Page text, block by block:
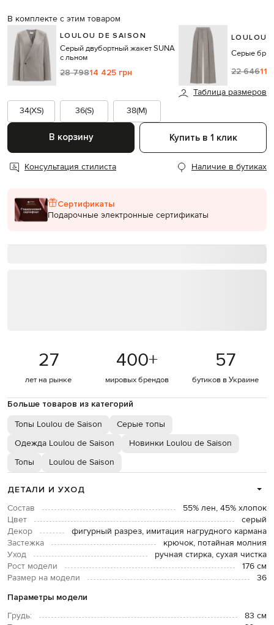
В комплекте с этим товаром
LOULOU DE SAISON
Серый двубортный жакет SUNA
с льном
28 79814 425 грн
LOULOU
Серые
22 64611
Таблица размеров
34(XS)
36(S) 38(M)
В корзину Купить в 1 клик
Консультация стилиста Наличие в бутиках
Сертификаты
Подарочные электронные сертификаты
27
лет на рынке
400+
мировых брендов
57
бутиков в Украине
Больше товаров из категорий
Топы Loulou de Saison
Серые топы
Одежда Loulou de Saison
Новинки Loulou de Saison
Топы
Loulou de Saison
ДЕТАЛИ И УХОД
Состав
55% лен, 45% хлопок
Цвет
серый
Декор
фигурный разрез, имитация нагрудного кармана
Застежка
крючок, потайная молния
Уход
ручная стирка, сухая чистка
Рост модели
176 см
Размер на модели
36
Параметры модели
Грудь:
83 см